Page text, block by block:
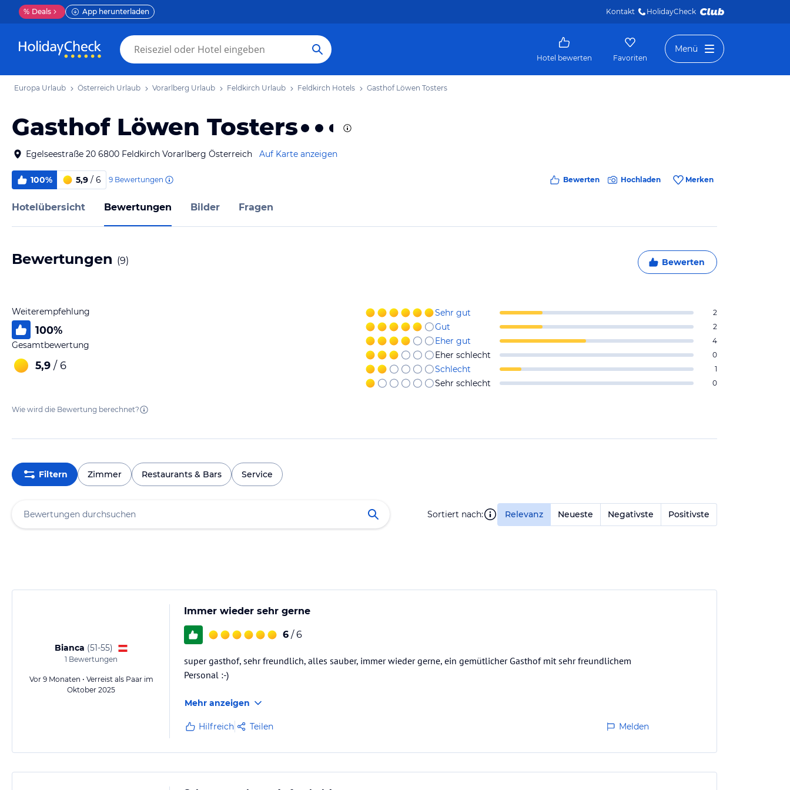
% Deals App herunterladen Kontakt HolidayCheck
Hotel bewerten Favoriten
Menü
Europa Urlaub Österreich Urlaub Vorarlberg Urlaub Feldkirch Urlaub Feldkirch Hotels Gasthof Löwen Tosters
Gasthof Löwen Tosters
Egelseestraße 20 6800 Feldkirch Vorarlberg Österreich Auf Karte anzeigen
100% 5,9 / 6 9 Bewertungen Bewerten Hochladen Merken
Hotelübersicht Bewertungen Bilder Fragen
Bewertungen (9) Bewerten
Weiterempfehlung
100%
Gesamtbewertung
5,9 / 6
Sehr gut 2
Gut 2
Eher gut 4
Eher schlecht 0
Schlecht 1
Sehr schlecht 0
Wie wird die Bewertung berechnet?
Filtern Zimmer Restaurants & Bars Service
Sortiert nach: Relevanz Neueste Negativste Positivste
Bianca (51-55)
1 Bewertungen
Vor 9 Monaten • Verreist als Paar im
Oktober 2025
Immer wieder sehr gerne
6 / 6
super gasthof, sehr freundlich, alles sauber, immer wieder gerne, ein gemütlicher Gasthof mit sehr freundlichem
Personal :-)
Mehr anzeigen
Hilfreich Teilen Melden